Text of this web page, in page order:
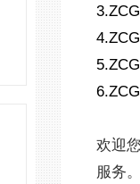
欢迎
服务